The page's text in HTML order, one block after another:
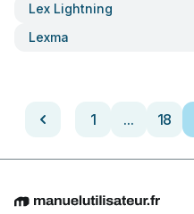
Lex Lightning
Lexma
1 ... 18